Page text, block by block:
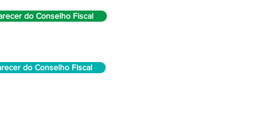
do Conselho Fiscal
do Conselho Fiscal